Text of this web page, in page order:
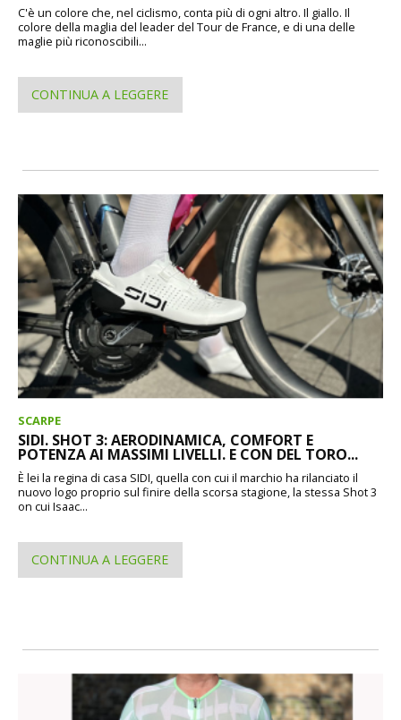
C'è un colore che, nel ciclismo, conta più di ogni altro. Il giallo. Il
colore della maglia del leader del Tour de France, e di una delle
maglie più riconoscibili...
CONTINUA A LEGGERE
SCARPE
SIDI. SHOT 3: AERODINAMICA, COMFORT E
POTENZA AI MASSIMI LIVELLI. E CON DEL TORO...
È lei la regina di casa SIDI, quella con cui il marchio ha rilanciato il
nuovo logo proprio sul finire della scorsa stagione, la stessa Shot 3
on cui Isaac...
CONTINUA A LEGGERE